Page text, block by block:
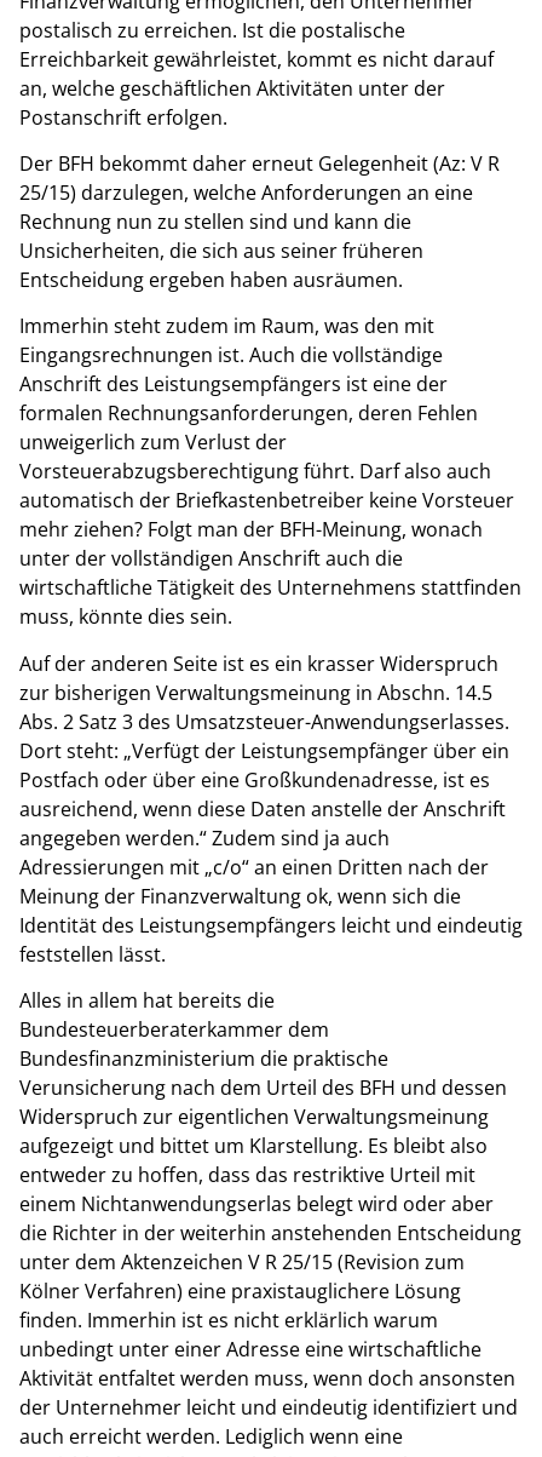
postalisch zu erreichen. Ist die postalische
Erreichbarkeit gewährleistet, kommt es nicht darauf
an, welche geschäftlichen Aktivitäten unter der
Postanschrift erfolgen.
Der BFH bekommt daher erneut Gelegenheit (Az: V R
25/15) darzulegen, welche Anforderungen an eine
Rechnung nun zu stellen sind und kann die
Unsicherheiten, die sich aus seiner früheren
Entscheidung ergeben haben ausräumen.
Immerhin steht zudem im Raum, was den mit
Eingangsrechnungen ist. Auch die vollständige
Anschrift des Leistungsempfängers ist eine der
formalen Rechnungsanforderungen, deren Fehlen
unweigerlich zum Verlust der
Vorsteuerabzugsberechtigung führt. Darf also auch
automatisch der Briefkastenbetreiber keine Vorsteuer
mehr ziehen? Folgt man der BFH-Meinung, wonach
unter der vollständigen Anschrift auch die
wirtschaftliche Tätigkeit des Unternehmens stattfinden
muss, könnte dies sein.
Auf der anderen Seite ist es ein krasser Widerspruch
zur bisherigen Verwaltungsmeinung in Abschn. 14.5
Abs. 2 Satz 3 des Umsatzsteuer-Anwendungserlasses.
Dort steht: „Verfügt der Leistungsempfänger über ein
Postfach oder über eine Großkundenadresse, ist es
ausreichend, wenn diese Daten anstelle der Anschrift
angegeben werden.“ Zudem sind ja auch
Adressierungen mit „c/o“ an einen Dritten nach der
Meinung der Finanzverwaltung ok, wenn sich die
Identität des Leistungsempfängers leicht und eindeutig
feststellen lässt.
Alles in allem hat bereits die
Bundesteuerberaterkammer dem
Bundesfinanzministerium die praktische
Verunsicherung nach dem Urteil des BFH und dessen
Widerspruch zur eigentlichen Verwaltungsmeinung
aufgezeigt und bittet um Klarstellung. Es bleibt also
entweder zu hoffen, dass das restriktive Urteil mit
einem Nichtanwendungserlas belegt wird oder aber
die Richter in der weiterhin anstehenden Entscheidung
unter dem Aktenzeichen V R 25/15 (Revision zum
Kölner Verfahren) eine praxistauglichere Lösung
finden. Immerhin ist es nicht erklärlich warum
unbedingt unter einer Adresse eine wirtschaftliche
Aktivität entfaltet werden muss, wenn doch ansonsten
der Unternehmer leicht und eindeutig identifiziert und
auch erreicht werden. Lediglich wenn eine